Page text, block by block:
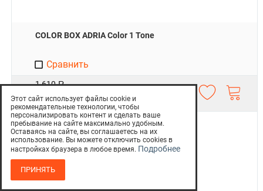
COLOR BOX ADRIA Color 1 Tone
1 610 Р
1 430 Р
Сравнить
Скидка 11%
Этот сайт использует файлы cookie и
рекомендательные технологии, чтобы
персонализировать контент и сделать ваше
пребывание на сайте максимально удобным.
Оставаясь на сайте, вы соглашаетесь на их
использование. Вы можете отключить cookies в
настройках браузера в любое время. Подробнее
ПРИНЯТЬ